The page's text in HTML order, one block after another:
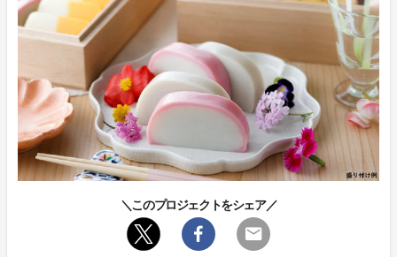
＼このプロジェクトをシェア／